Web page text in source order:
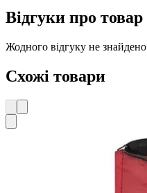
Відгуки про товар
Жодного відгуку не знайдено
Схожі товари